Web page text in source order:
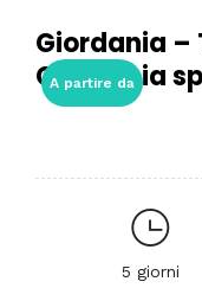
Giordania –
Giordania
A partire da
5 giorni